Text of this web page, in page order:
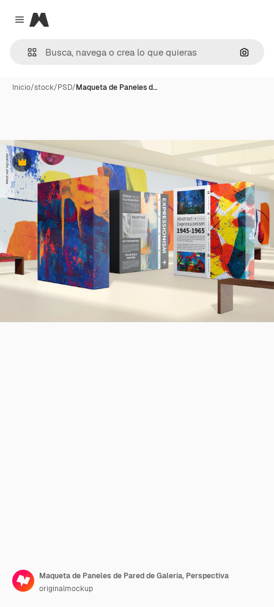
Close menu
Magnific
Inicio/stock/PSD/Maqueta de Paneles d…
Premium
Maqueta de Paneles de Pared de Galería, Perspectiva
originalmockup